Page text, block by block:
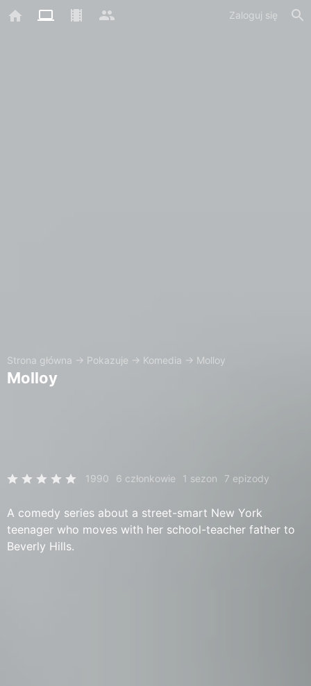
Zaloguj się
Strona główna → Pokazuje → Komedia → Molloy
Molloy
1990 6 członkowie 1 sezon 7 epizody
A comedy series about a street-smart New York
teenager who moves with her school-teacher father to
Beverly Hills.